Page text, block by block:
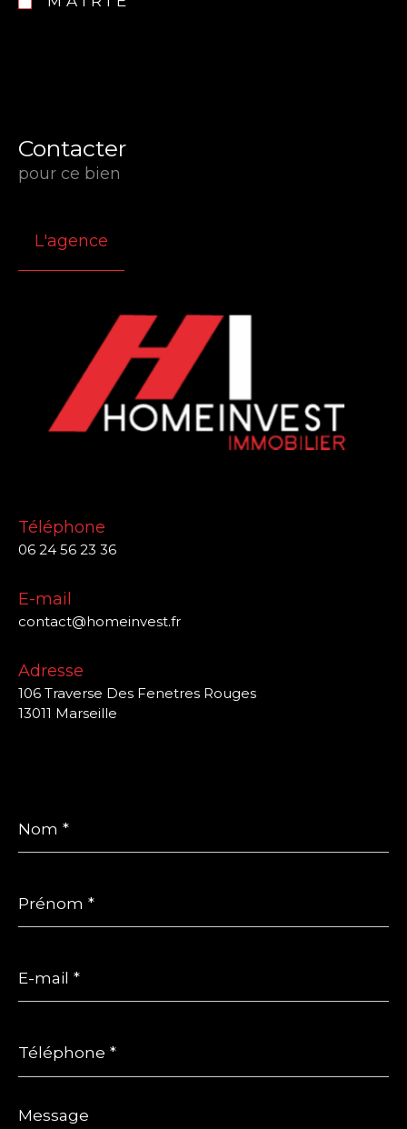
Contacter
pour ce bien
L'agence
Téléphone
06 24 56 23 36
E-mail
contact@homeinvest.fr
Adresse
106 Traverse Des Fenetres Rouges
13011 Marseille
*
*
mail
*
*
Message
*